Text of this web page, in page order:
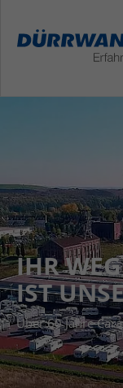
IHR WEG
IST
Über 60 Jahre